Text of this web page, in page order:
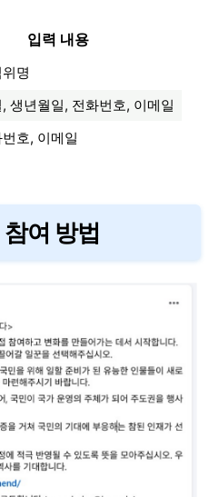
입력 내용
명
생년월일, 전화번호, 이메일
호, 이메일
여 방법